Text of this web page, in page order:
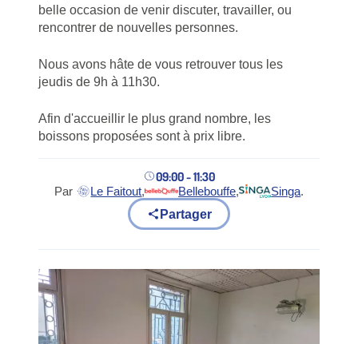
belle occasion de venir discuter, travailler, ou
rencontrer de nouvelles personnes.
Nous avons hâte de vous retrouver tous les
jeudis de 9h à 11h30.
Afin d'accueillir le plus grand nombre, les
boissons proposées sont à prix libre.
09:00 - 11:30
Par Le Faitout
(nouvel onglet)
, Bellebouffe
(nouvel onglet) , Singa
(nouvel onglet)
.
Partager